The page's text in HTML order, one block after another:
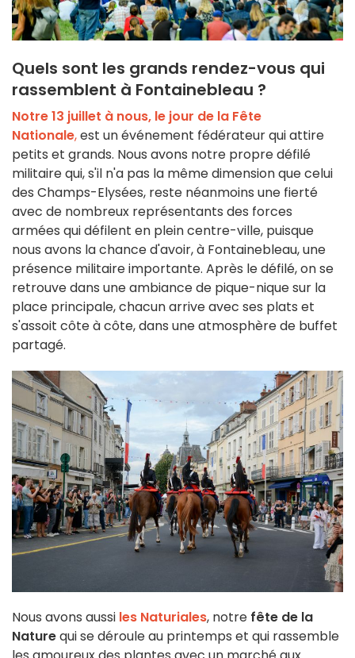
Quels sont les grands rendez-vous qui
rassemblent à Fontainebleau ?
Notre 13 juillet à nous, le jour de la Fête
Nationale,est un événement fédérateur qui attire
petits et grands. Nous avons notre propre défilé
militaire qui, s'il n'a pas la même dimension que celui
des Champs-Elysées, reste néanmoins une fierté
avec de nombreux représentants des forces
armées qui défilent en plein centre-ville, puisque
nous avons la chance d'avoir, à Fontainebleau, une
présence militaire importante. Après le défilé, on se
retrouve dans une ambiance de pique-nique sur la
place principale, chacun arrive avec ses plats et
s'assoit côte à côte, dans une atmosphère de buffet
partagé.
Nous avons aussi les Naturiales, notre fête de la
Naturequi se déroule au printemps et qui rassemble